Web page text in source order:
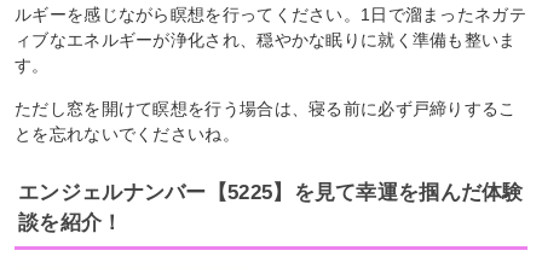
ルギーを感じながら瞑想を行ってください。1日で溜まったネガテ
ィブなエネルギーが浄化され、穏やかな眠りに就く準備も整いま
す。
ただし窓を開けて瞑想を行う場合は、寝る前に必ず戸締りするこ
とを忘れないでくださいね。
エンジェルナンバー【5225】を見て幸運を掴んだ体験
談を紹介！